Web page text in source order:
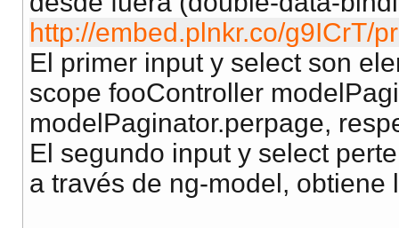
http://embed.plnkr.co/g9ICrT/
El primer input y select son
scope fooController
modelPaginator.perpage,
El segundo input y select
a través de ng-model, obtiene